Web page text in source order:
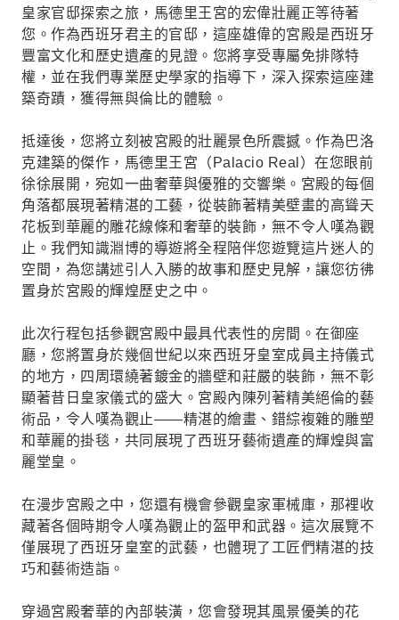
皇家官邸探索之旅，馬德里王宮的宏偉壯麗正等待著
您。作為西班牙君主的官邸，這座雄偉的宮殿是西班牙
豐富文化和歷史遺產的見證。您將享受專屬免排隊特
權，並在我們專業歷史學家的指導下，深入探索這座建
築奇蹟，獲得無與倫比的體驗。
抵達後，您將立刻被宮殿的壯麗景色所震撼。作為巴洛
克建築的傑作，馬德里王宮（Palacio Real）在您眼前
徐徐展開，宛如一曲奢華與優雅的交響樂。宮殿的每個
角落都展現著精湛的工藝，從裝飾著精美壁畫的高聳天
花板到華麗的雕花線條和奢華的裝飾，無不令人嘆為觀
止。我們知識淵博的導遊將全程陪伴您遊覽這片迷人的
空間，為您講述引人入勝的故事和歷史見解，讓您彷彿
置身於宮殿的輝煌歷史之中。
此次行程包括參觀宮殿中最具代表性的房間。在御座
廳，您將置身於幾個世紀以來西班牙皇室成員主持儀式
的地方，四周環繞著鍍金的牆壁和莊嚴的裝飾，無不彰
顯著昔日皇家儀式的盛大。宮殿內陳列著精美絕倫的藝
術品，令人嘆為觀止——精湛的繪畫、錯綜複雜的雕塑
和華麗的掛毯，共同展現了西班牙藝術遺產的輝煌與富
麗堂皇。
在漫步宮殿之中，您還有機會參觀皇家軍械庫，那裡收
藏著各個時期令人嘆為觀止的盔甲和武器。這次展覽不
僅展現了西班牙皇室的武藝，也體現了工匠們精湛的技
巧和藝術造詣。
穿過宮殿奢華的內部裝潢，您會發現其風景優美的花